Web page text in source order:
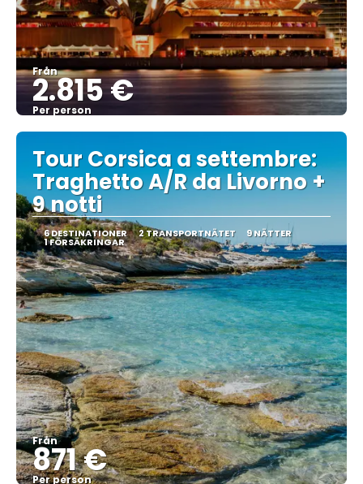
Från
2.815 €
Per person
Se
Tour Corsica a settembre:
Traghetto A/R da Livorno +
9 notti
6 DESTINATIONER 2 TRANSPORTNÄTET 9 NÄTTER
1 FÖRSÄKRINGAR
Från
871 €
Per person